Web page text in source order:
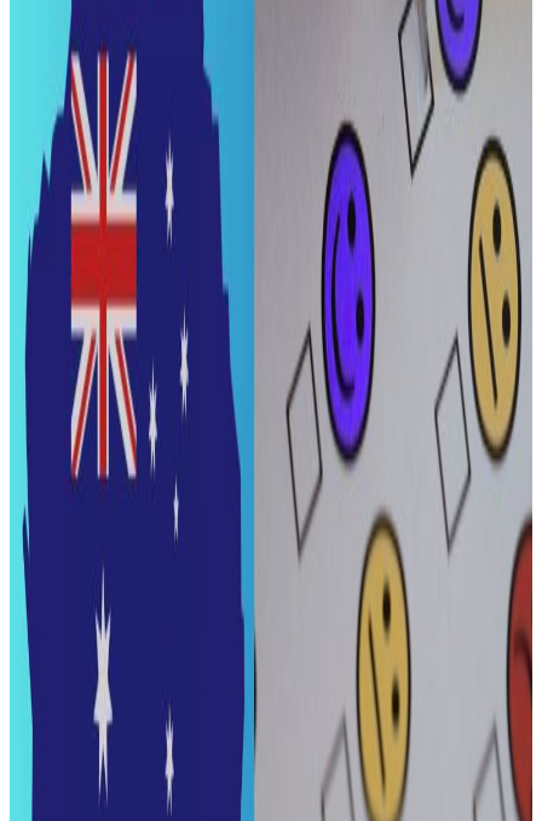
काठमाडौं । अमेरिका र इजरायलको आक्रमणमा परेर इरानका सर्वोच्च
नेता आयातोल्लाह अली खामेनीको मृत्यु छ ।
इरानी सरकारी टेलिभिजन र अन्य स्थानीय सञ्चार माध्यमहरूले
आधिकारिक रूपमा खामेनी मारिएको पुष्टि गरेका हुन् । अमेरिका–
इजरायल आक्रमण जारी रहदा अमेरिकी राष्ट्रपति डोनाल्ड ट्रम्पले
खामेनी मारिएको दाबी गर्दै पछि उनको निधन भएको बताइएको छ ।
घटनापछि इरानी सरकारले देशभर ४० दिनको राष्ट्रिय शोक घोषणा
गरेको छ र सात दिन सार्वजनिक विदाको घोषणा गरेको अन्तर्राष्ट्रिय
सञ्चारमाध्यमले जनाएका छन् ।
अझपनि अमेरिका-इरान हमला जारी रहदा मध्यपूर्वी मुलुकसँगै विश्वभर
त्रासदी बढेको छ ।
यस वेवसाइटमा प्रकाशित समाचार, विचार र लेखबारे तपाईंको कुनै
प्रतिक्रिया, गुनासो, सुझाव र सल्लाह छन् भने कृपया हामीलाई निम्न ईमेलमा
पठाउनुहोला । तपाईंको सहयोगले हामीलाई निष्पक्ष र तटस्थ पत्रकारिता गर्न
टेवा पुग्नेछ । सम्पर्क इमेल :
info@nepaltube.com.au